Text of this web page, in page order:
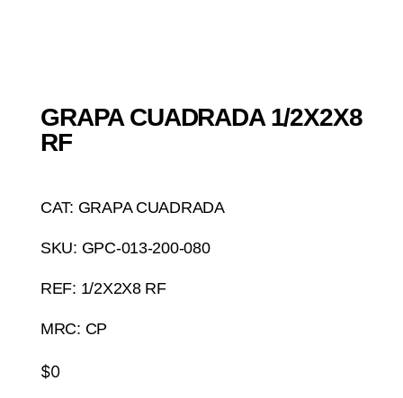
GRAPA CUADRADA 1/2X2X8
RF
CAT: GRAPA CUADRADA
SKU: GPC-013-200-080
REF: 1/2X2X8 RF
MRC: CP
$0